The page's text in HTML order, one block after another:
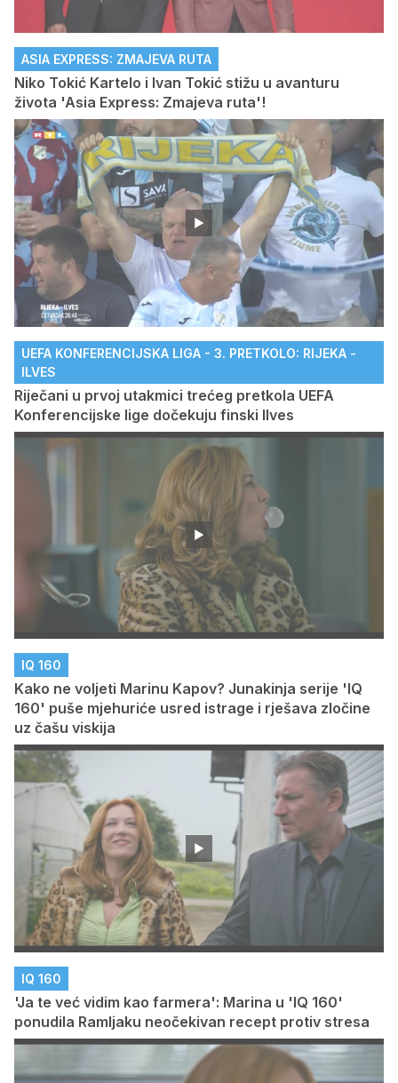
ASIA EXPRESS: ZMAJEVA RUTA
Niko Tokić Kartelo i Ivan Tokić stižu u avanturu
života 'Asia Express: Zmajeva ruta'!
UEFA KONFERENCIJSKA LIGA - 3. PRETKOLO: RIJEKA -
ILVES
Riječani u prvoj utakmici trećeg pretkola UEFA
Konferencijske lige dočekuju finski Ilves
IQ 160
Kako ne voljeti Marinu Kapov? Junakinja serije 'IQ
160' puše mjehuriće usred istrage i rješava zločine
uz čašu viskija
IQ 160
'Ja te već vidim kao farmera': Marina u 'IQ 160'
ponudila Ramljaku neočekivan recept protiv stresa